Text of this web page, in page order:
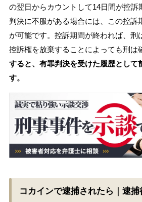
の翌日からカウントして14日間が控訴
判決に不服がある場合には、この控訴
が可能です。控訴期間が終われば、刑
控訴権を放棄することによっても刑は
すると、有罪判決を受けた履歴として
す。
コカインで逮捕されたら｜逮